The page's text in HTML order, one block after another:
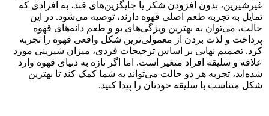
غیرشیرین، بدون افزودن شکر یا جایگزین‌های قند، به افرادی که
تمایل به تجربه طعم اصلی قهوه دارند، توصیه می‌شود. در این
حالت، می‌توان به بهترین ویژگی‌های بو و طعم دانه‌های قهوه
پرداخت و لذت بردن از معمولی‌ترین شکل واقعی قهوه را تجربه
کرد. تصمیم نهایی بر اساس ترجیحات فردی، میزان شیرینی مورد
علاقه و سلیقه افراد متغیر است. اما اگر تازه به دنیای قهوه وارد
شده‌اید، تجربه هر دو حالت می‌تواند به شما کمک کند تا بهترین
شکل متناسب با سلیقه خودتان را پیدا کنید.